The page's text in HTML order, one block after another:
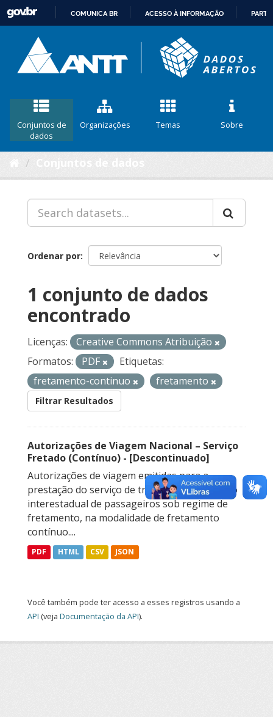
CONTEÚDO
COMUNICA BR ACESSO À INFORMAÇÃO
Conjuntos de
dados
Organizações Temas Sobre
Ordenar por
1 conjunto de dados
encontrado
Licenças:
Creative Commons Atribuição
Formatos:
PDF
Etiquetas:
fretamento-continuo
fretamento
Filtrar Resultados
Autorizações de Viagem Nacional – Serviço
Fretado (Contínuo) - [Descontinuado]
Autorizações de viagem emitidas para a
prestação do serviço de transporte rodoviário
interestadual de passageiros sob regime de
fretamento, na modalidade de fretamento
contínuo....
PDF HTML CSV JSON
Você também pode ter acesso a esses registros usando a
API (veja Documentação da API).